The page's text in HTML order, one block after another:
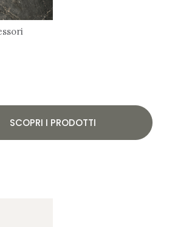
SCOPRI I PRODOTTI